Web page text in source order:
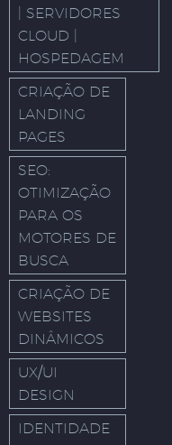
| SERVIDORES
CLOUD |
HOSPEDAGEM
CRIAÇÃO DE
LANDING
PAGES
SEO:
OTIMIZAÇÃO
PARA OS
MOTORES DE
BUSCA
CRIAÇÃO DE
WEBSITES
DINÂMICOS
UX/UI
DESIGN
IDENTIDADE